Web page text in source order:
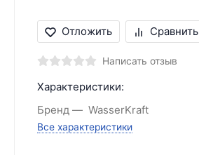
Отложить Сравнить
Написать отзыв
Характеристики:
Бренд
WasserKraft
Все характеристики